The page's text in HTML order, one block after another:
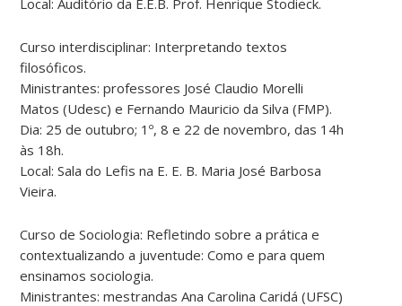
Curso interdisciplinar: Interpretando textos
filosóficos.
Ministrantes: professores José Claudio Morelli
Matos (Udesc) e Fernando Mauricio da Silva (FMP).
Dia: 25 de outubro; 1º, 8 e 22 de novembro, das 14h
às 18h.
Local: Sala do Lefis na E. E. B. Maria José Barbosa
Vieira.
Curso de Sociologia: Refletindo sobre a prática e
contextualizando a juventude: Como e para quem
ensinamos sociologia.
Ministrantes: mestrandas Ana Carolina Caridá (UFSC)